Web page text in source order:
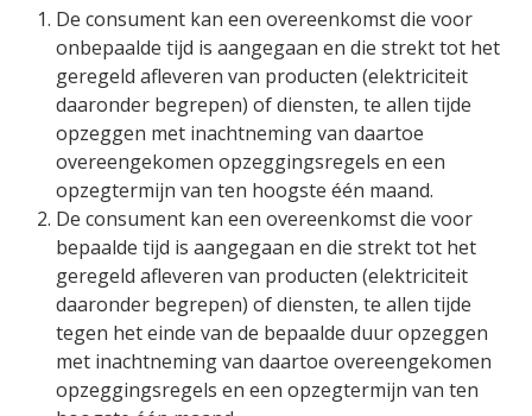
De consument kan een overeenkomst die voor
onbepaalde tijd is aangegaan en die strekt tot het
geregeld afleveren van producten (elektriciteit
daaronder begrepen) of diensten, te allen tijde
opzeggen met inachtneming van daartoe
overeengekomen opzeggingsregels en een
opzegtermijn van ten hoogste één maand.
De consument kan een overeenkomst die voor
bepaalde tijd is aangegaan en die strekt tot het
geregeld afleveren van producten (elektriciteit
daaronder begrepen) of diensten, te allen tijde
tegen het einde van de bepaalde duur opzeggen
met inachtneming van daartoe overeengekomen
opzeggingsregels en een opzegtermijn van ten